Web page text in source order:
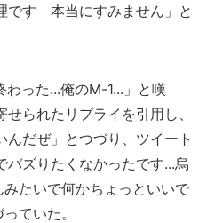
です 本当にすみません」と
った...俺のM-1...」と嘆
られたリプライを引用し、
んだぜ」とつづり、ツイート
バズりたくなかったです...烏
たいで何かちょっといいで
ていた。